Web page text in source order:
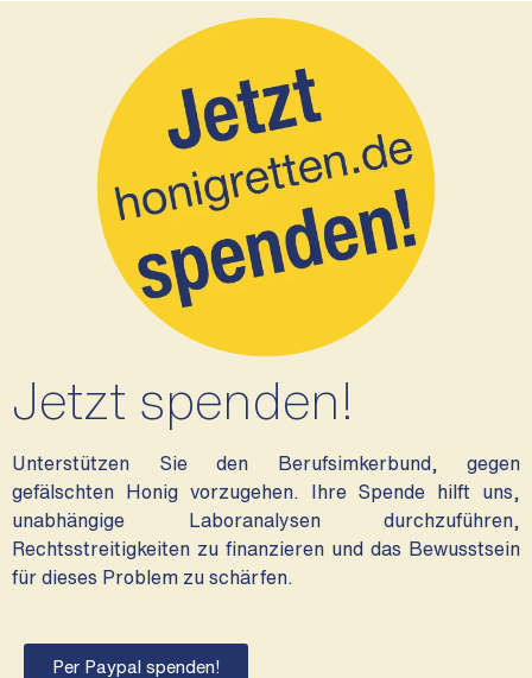
Jetzt spenden!
Unterstützen Sie den Berufsimkerbund, gegen
gefälschten Honig vorzugehen. Ihre Spende hilft uns,
unabhängige Laboranalysen durchzuführen,
Rechtsstreitigkeiten zu finanzieren und das Bewusstsein
für dieses Problem zu schärfen.
Per Paypal spenden!